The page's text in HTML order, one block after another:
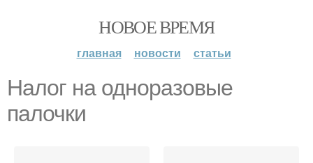
НОВОЕ ВРЕМЯ
главная новости статьи
Налог на одноразовые
палочки